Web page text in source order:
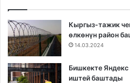
Кыргыз-тажик
өлкөнүн район
14.03.2024
Бишкекте
иштей баштады